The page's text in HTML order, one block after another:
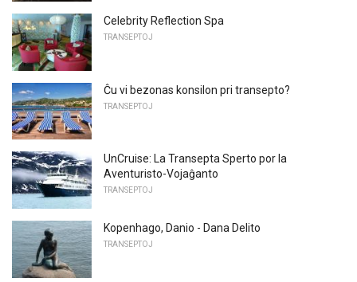
Celebrity Reflection Spa
TRANSEPTOJ
Ĉu vi bezonas konsilon pri transepto?
TRANSEPTOJ
UnCruise: La Transepta Sperto por la
Aventuristo-Vojaĝanto
TRANSEPTOJ
Kopenhago, Danio - Dana Delito
TRANSEPTOJ